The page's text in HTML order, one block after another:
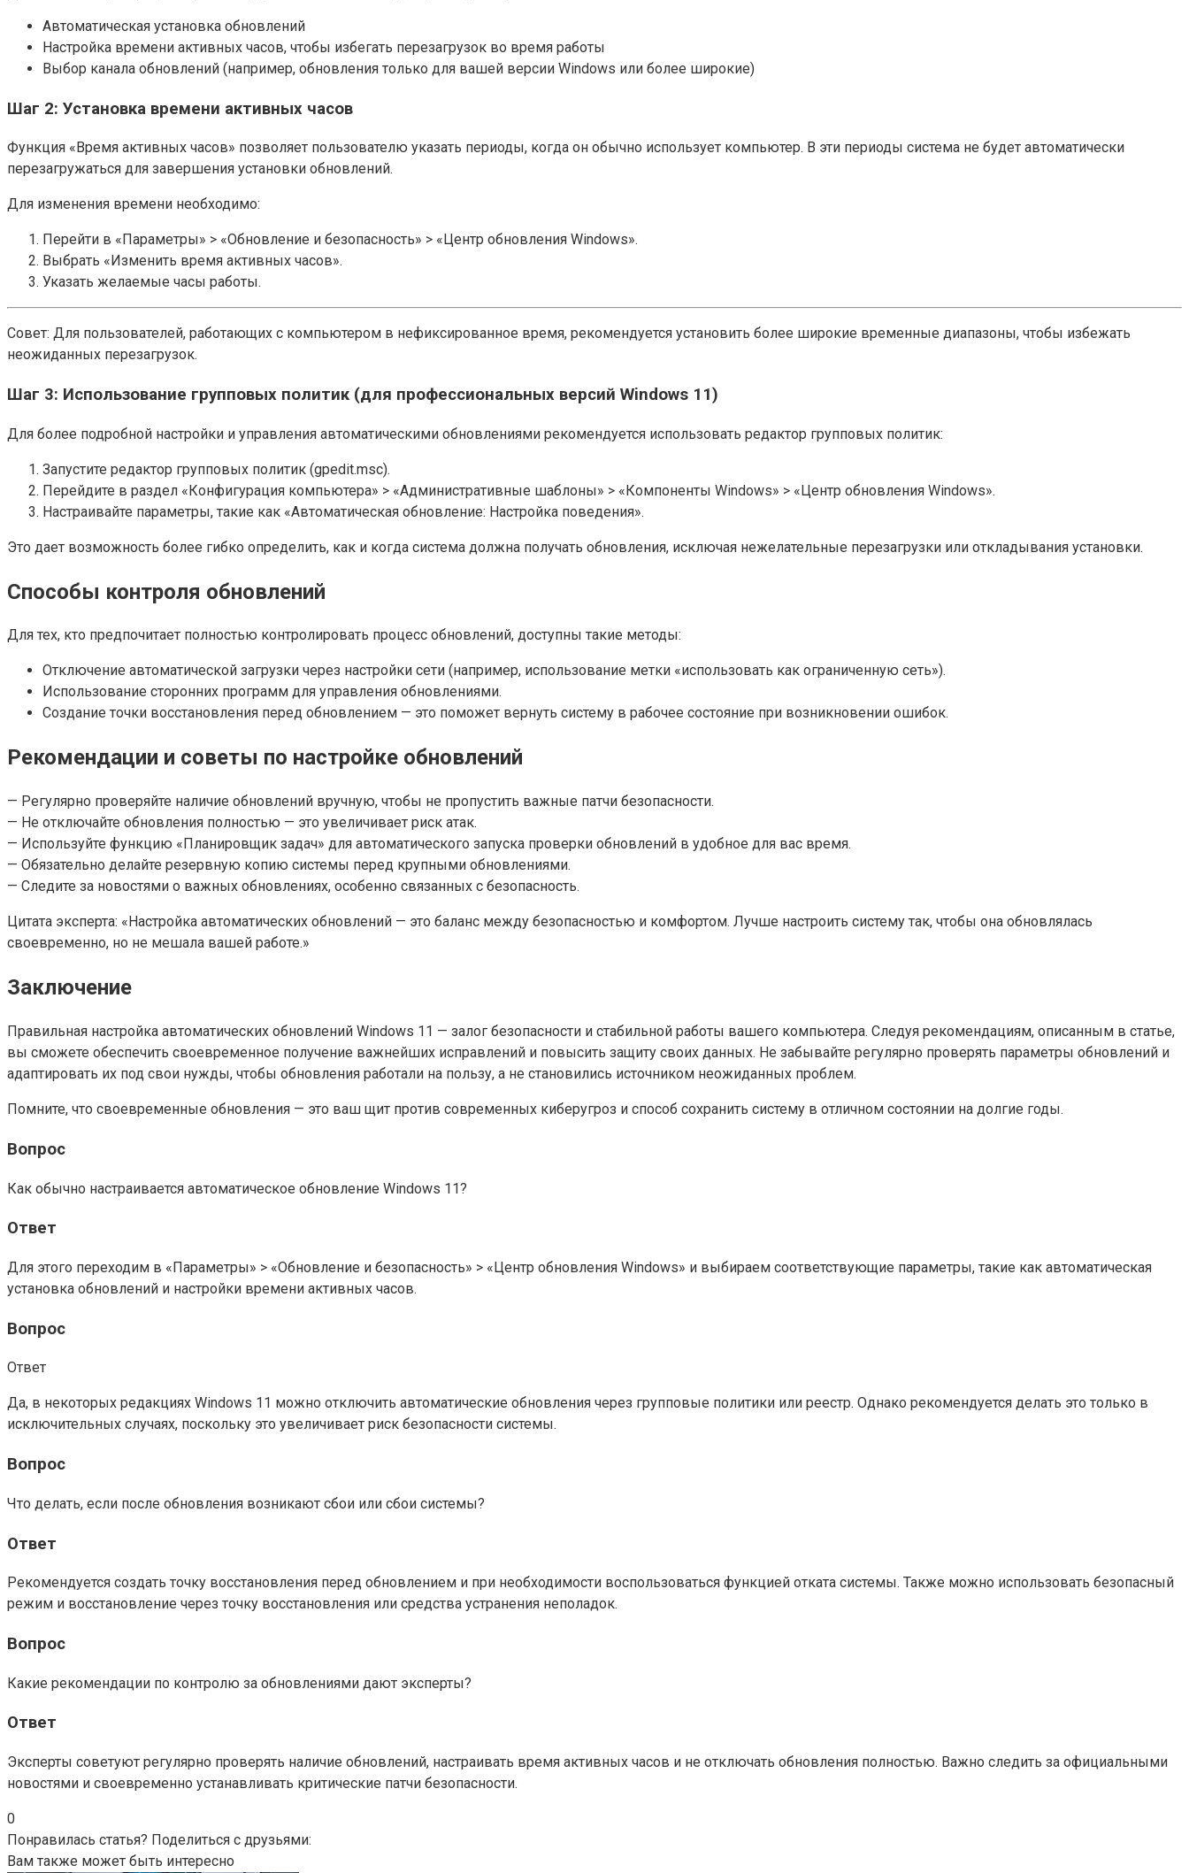
Автоматическая установка обновлений
Настройка времени активных часов, чтобы избегать перезагрузок во время работы
Выбор канала обновлений (например, обновления только для вашей версии Windows или более широкие)
Шаг 2: Установка времени активных часов
Функция «Время активных часов» позволяет пользователю указать периоды, когда он обычно использует компьютер. В эти периоды система не будет автоматически
перезагружаться для завершения установки обновлений.
Для изменения времени необходимо:
Перейти в «Параметры» > «Обновление и безопасность» > «Центр обновления Windows».
Выбрать «Изменить время активных часов».
Указать желаемые часы работы.
Совет: Для пользователей, работающих с компьютером в нефиксированное время, рекомендуется установить более широкие временные диапазоны, чтобы избежать
неожиданных перезагрузок.
Шаг 3: Использование групповых политик (для профессиональных версий Windows 11)
Для более подробной настройки и управления автоматическими обновлениями рекомендуется использовать редактор групповых политик:
Запустите редактор групповых политик (gpedit.msc).
Перейдите в раздел «Конфигурация компьютера» > «Административные шаблоны» > «Компоненты Windows» > «Центр обновления Windows».
Настраивайте параметры, такие как «Автоматическая обновление: Настройка поведения».
Это дает возможность более гибко определить, как и когда система должна получать обновления, исключая нежелательные перезагрузки или откладывания установки.
Способы контроля обновлений
Для тех, кто предпочитает полностью контролировать процесс обновлений, доступны такие методы:
Отключение автоматической загрузки через настройки сети (например, использование метки «использовать как ограниченную сеть»).
Использование сторонних программ для управления обновлениями.
Создание точки восстановления перед обновлением — это поможет вернуть систему в рабочее состояние при возникновении ошибок.
Рекомендации и советы по настройке обновлений
— Регулярно проверяйте наличие обновлений вручную, чтобы не пропустить важные патчи безопасности.
— Не отключайте обновления полностью — это увеличивает риск атак.
— Используйте функцию «Планировщик задач» для автоматического запуска проверки обновлений в удобное для вас время.
— Обязательно делайте резервную копию системы перед крупными обновлениями.
— Следите за новостями о важных обновлениях, особенно связанных с безопасность.
Цитата эксперта: «Настройка автоматических обновлений — это баланс между безопасностью и комфортом. Лучше настроить систему так, чтобы она обновлялась
своевременно, но не мешала вашей работе.»
Заключение
Правильная настройка автоматических обновлений Windows 11 — залог безопасности и стабильной работы вашего компьютера. Следуя рекомендациям, описанным в статье,
вы сможете обеспечить своевременное получение важнейших исправлений и повысить защиту своих данных. Не забывайте регулярно проверять параметры обновлений и
адаптировать их под свои нужды, чтобы обновления работали на пользу, а не становились источником неожиданных проблем.
Помните, что своевременные обновления — это ваш щит против современных киберугроз и способ сохранить систему в отличном состоянии на долгие годы.
Вопрос
Как обычно настраивается автоматическое обновление Windows 11?
Ответ
Для этого переходим в «Параметры» > «Обновление и безопасность» > «Центр обновления Windows» и выбираем соответствующие параметры, такие как автоматическая
установка обновлений и настройки времени активных часов.
Вопрос
Ответ
Да, в некоторых редакциях Windows 11 можно отключить автоматические обновления через групповые политики или реестр. Однако рекомендуется делать это только в
исключительных случаях, поскольку это увеличивает риск безопасности системы.
Вопрос
Что делать, если после обновления возникают сбои или сбои системы?
Ответ
Рекомендуется создать точку восстановления перед обновлением и при необходимости воспользоваться функцией отката системы. Также можно использовать безопасный
режим и восстановление через точку восстановления или средства устранения неполадок.
Вопрос
Какие рекомендации по контролю за обновлениями дают эксперты?
Ответ
Эксперты советуют регулярно проверять наличие обновлений, настраивать время активных часов и не отключать обновления полностью. Важно следить за официальными
новостями и своевременно устанавливать критические патчи безопасности.
0
Понравилась статья? Поделиться с друзьями:
Вам также может быть интересно